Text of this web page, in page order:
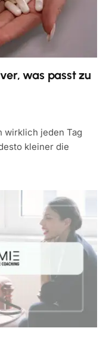
was passt zu
wirklich jeden Tag
kleiner die